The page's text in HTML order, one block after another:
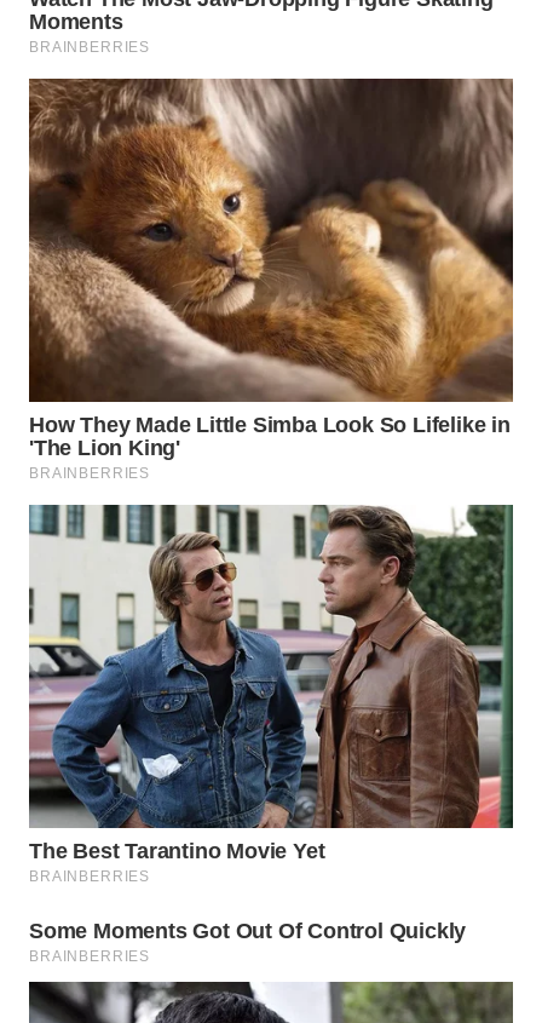
WN
TAPANULI
WN
TANJUNG
LESUNG
WN
KARO
WN
SIMALUNGUN
WN
LABUHANBATU
WN
TAPANULI
WN DELI
SERDANG
WN
TEBING
TINGGI
WN
PAKPAK
WN
KARAWANG
WN